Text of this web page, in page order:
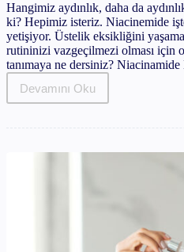
Hangimiz aydınlık, daha da
ki? Hepimiz isteriz. Niacinemide
yetişiyor. Üstelik eksikliğini
rutininizi vazgeçilmezi olması için
tanımaya ne dersiniz?
Devamını Oku
Niacinamide